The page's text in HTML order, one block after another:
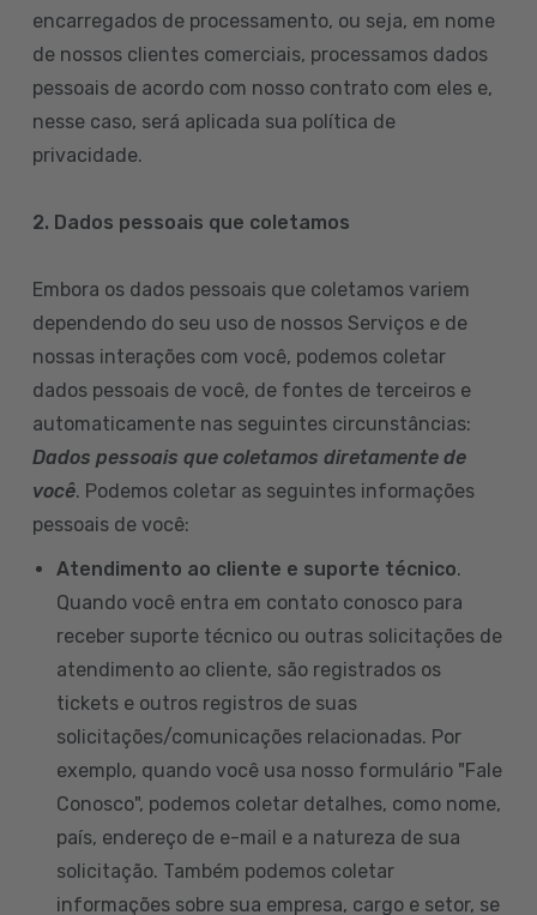
encarregados de processamento, ou seja, em nome
de nossos clientes comerciais, processamos dados
pessoais de acordo com nosso contrato com eles e,
nesse caso, será aplicada sua política de
privacidade.
2. Dados pessoais que coletamos
Embora os dados pessoais que coletamos variem
dependendo do seu uso de nossos Serviços e de
nossas interações com você, podemos coletar
dados pessoais de você, de fontes de terceiros e
automaticamente nas seguintes circunstâncias:
Dados pessoais que coletamos diretamente de
você. Podemos coletar as seguintes informações
pessoais de você:
Atendimento ao cliente e suporte técnico.
Quando você entra em contato conosco para
receber suporte técnico ou outras solicitações de
atendimento ao cliente, são registrados os
tickets e outros registros de suas
solicitações/comunicações relacionadas. Por
exemplo, quando você usa nosso formulário "Fale
Conosco", podemos coletar detalhes, como nome,
país, endereço de e-mail e a natureza de sua
solicitação. Também podemos coletar
informações sobre sua empresa, cargo e setor, se